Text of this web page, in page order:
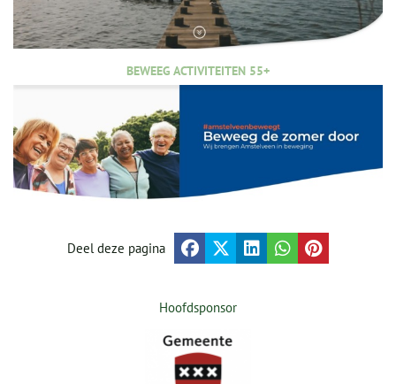
BEWEEG ACTIVITEITEN 55+
Deel deze pagina
Hoofdsponsor